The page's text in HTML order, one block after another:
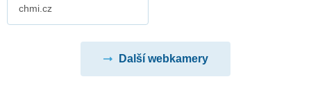
chmi.cz
Další webkamery